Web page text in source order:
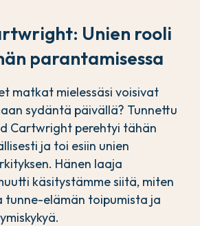
Unien rooli
parantamisessa
matkat mielessäsi voisivat
sydäntä päivällä? Tunnettu
Cartwright perehtyi tähän
ja toi esiin unien
Hänen laaja
käsitystämme siitä, miten
tunne-elämän toipumista ja